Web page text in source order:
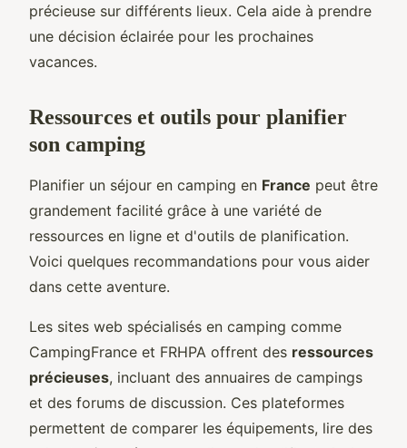
précieuse sur différents lieux. Cela aide à prendre
une décision éclairée pour les prochaines
vacances.
Ressources et outils pour planifier
son camping
Planifier un séjour en camping en France peut être
grandement facilité grâce à une variété de
ressources en ligne et d'outils de planification.
Voici quelques recommandations pour vous aider
dans cette aventure.
Les sites web spécialisés en camping comme
CampingFrance et FRHPA offrent des ressources
précieuses, incluant des annuaires de campings
et des forums de discussion. Ces plateformes
permettent de comparer les équipements, lire des